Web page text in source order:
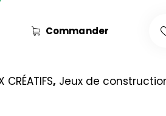
Commander
CRÉATIFS, Jeux de